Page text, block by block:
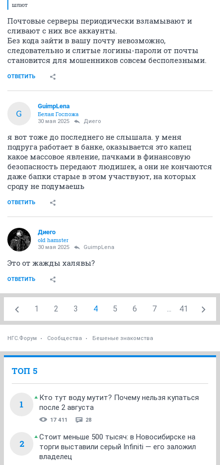
шлют
Почтовые серверы периодически взламывают и
сливают с них все аккаунты.
Без кода зайти в вашу почту невозможно,
следовательно и слитые логины-пароли от почты
становится для мошенников совсем бесполезными.
ОТВЕТИТЬ
G
GuimpLena
Белая Госпожа
30 мая 2025 Диего
я вот тоже до последнего не слышала. у меня
подруга работает в банке, оказывается это капец
какое массовое явление, пачками в финансовую
безопасность передают людишек, а они не кончаются
даже бапки старые в этом участвуют, на которых
сроду не подумаешь
ОТВЕТИТЬ
Диего
old hamster
30 мая 2025 GuimpLena
Это от жажды халявы?
ОТВЕТИТЬ
1 2 3 4 5 6 7 ... 41
НГС.Форум Сообщества Бешеные знакомства
ТОП 5
1
Кто тут воду мутит? Почему нельзя купаться
после 2 августа
17 411 28
2
Стоит меньше 500 тысяч: в Новосибирске на
торги выставили серый Infiniti — его заложил
владелец